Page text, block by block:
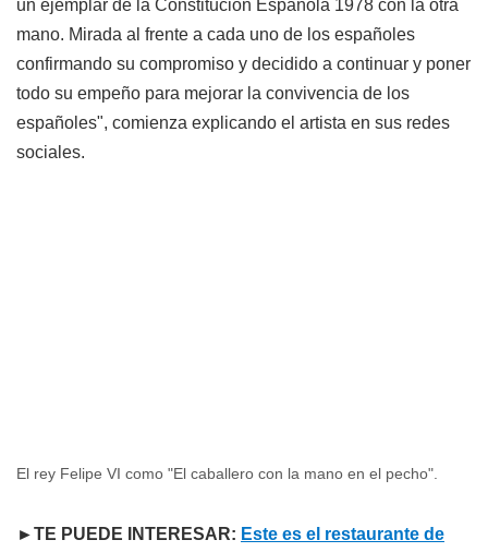
un ejemplar de la Constitución Española 1978 con la otra
mano. Mirada al frente a cada uno de los españoles
confirmando su compromiso y decidido a continuar y poner
todo su empeño para mejorar la convivencia de los
españoles", comienza explicando el artista en sus redes
sociales.
El rey Felipe VI como "El caballero con la mano en el pecho".
►TE PUEDE INTERESAR: Este es el restaurante de